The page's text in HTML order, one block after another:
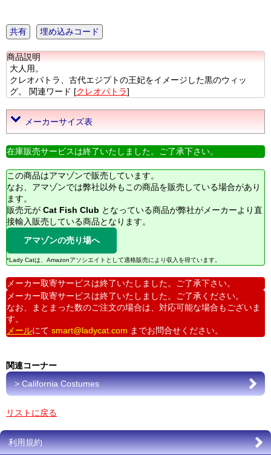
共有 埋め込みコード
商品説明
大人用。
クレオパトラ、古代エジプトの王妃をイメージした黒のウィッ
グ。 関連ワード [クレオパトラ]
メーカーサイズ表
在庫販売サービスは終了いたしました。ご了承下さい。
この商品はアマゾンで販売しています。
なお、アマゾンでは弊社以外もこの商品を販売している場合があり
ます。
販売元が Cat Fish Club となっている商品が弊社がメーカーより直
接輸入販売している商品となります。
アマゾンの売り場へ
*Lady Catは、Amazonアソシエイトとして適格販売により収入を得ています。
メーカー取寄サービスは終了いたしました。ご了承下さい。
メーカー取寄サービスは終了いたしました。ご了承ください。
なお、まとまった数のご注文の場合は、対応可能な場合もございま
す。
メールにて smart@ladycat.com までお問合せください。
関連コーナー
> California Costumes
リストに戻る
利用規約